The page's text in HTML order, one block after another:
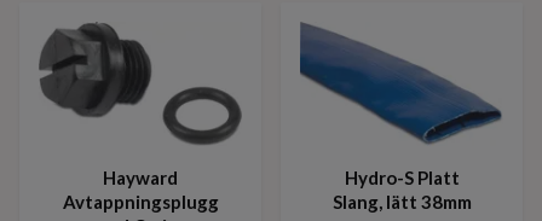
Hayward
Avtappningsplugg
Hydro-S Platt
Slang, lätt 38mm